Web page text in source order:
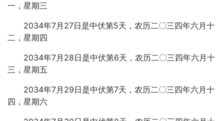
一，星期三
2034年7月27日是中伏第5天，农历二〇三四年六月十
二，星期四
2034年7月28日是中伏第6天，农历二〇三四年六月十
三，星期五
2034年7月29日是中伏第7天，农历二〇三四年六月十
四，星期六